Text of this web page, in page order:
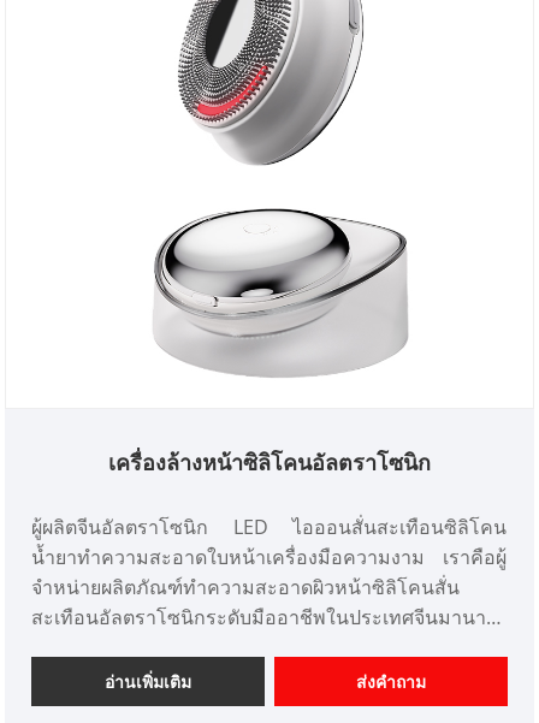
เครื่องล้างหน้าซิลิโคนอัลตราโซนิก
ผู้ผลิตจีนอัลตราโซนิก LED ไอออนสั่นสะเทือนซิลิโคน
น้ำยาทำความสะอาดใบหน้าเครื่องมือความงาม เราคือผู้
จำหน่ายผลิตภัณฑ์ทำความสะอาดผิวหน้าซิลิโคนสั่น
สะเทือนอัลตราโซนิกระดับมืออาชีพในประเทศจีนมานาน
งามที่ปรับแต่งได้ และมีความได้เปรียบด้านราคาที่ดีและ
เสนอบริการออกแบบ ตลาด เราหวังว่าจะได้รับความร่วม
อ่านเพิ่มเติม ส่งคำถาม